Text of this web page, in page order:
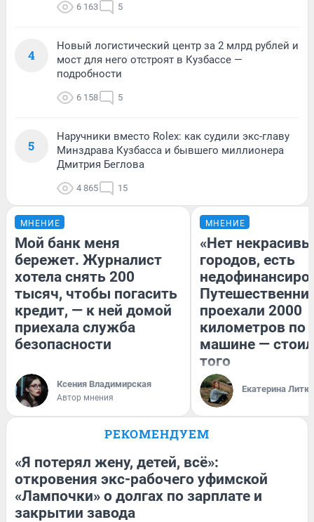
6 163 5
4
Новый логистический центр за 2 млрд рублей и
мост для него отстроят в Кузбассе —
подробности
6 158 5
5
Наручники вместо Rolex: как судили экс-главу
Минздрава Кузбасса и бывшего миллионера
Дмитрия Беглова
4 865 15
МНЕНИЕ
Мой банк меня
бережет. Журналист
хотела снять 200
тысяч, чтобы погасить
кредит, — к ней домой
приехала служба
безопасности
Ксения Владимирская
Автор мнения
МНЕНИЕ
«Нет
городов, есть
проехали 2000
километров по
машине —
того
Екатерина
РЕКОМЕНДУЕМ
«Я потерял жену, детей, всё»:
откровения экс-рабочего уфимской
«Лампочки» о долгах по зарплате и
закрытии завода